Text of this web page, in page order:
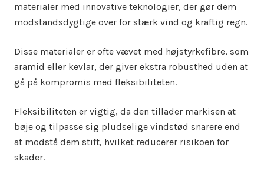
materialer med innovative teknologier, der gør dem
modstandsdygtige over for stærk vind og kraftig regn.
Disse materialer er ofte vævet med højstyrkefibre, som
aramid eller kevlar, der giver ekstra robusthed uden at
gå på kompromis med fleksibiliteten.
Fleksibiliteten er vigtig, da den tillader markisen at
bøje og tilpasse sig pludselige vindstød snarere end
at modstå dem stift, hvilket reducerer risikoen for
skader.